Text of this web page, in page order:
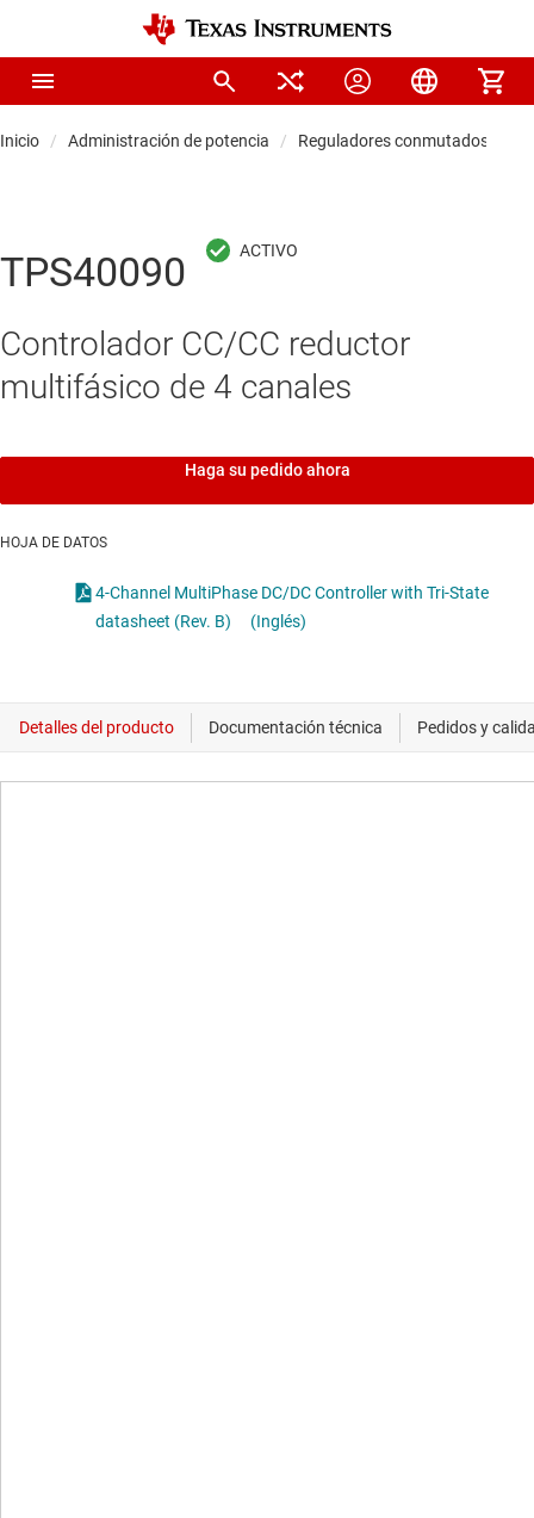
Inicio Administración de potencia Reguladores conmutados CC/
TPS40090
Controlador CC/CC reductor
multifásico de 4 canales
Haga su pedido ahora
HOJA DE DATOS
4-Channel MultiPhase DC/DC Controller with Tri-State
datasheet (Rev. B)
(Inglés)